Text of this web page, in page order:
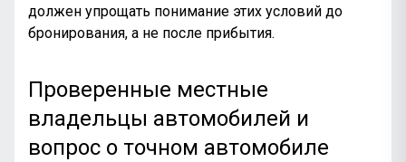
должен упрощать понимание этих условий до
бронирования, а не после прибытия.
Проверенные местные
владельцы автомобилей и
вопрос о точном автомобиле